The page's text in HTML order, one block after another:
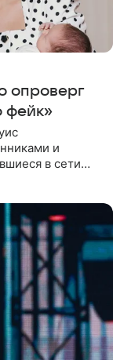
опроверг
фейк»
и
в сети